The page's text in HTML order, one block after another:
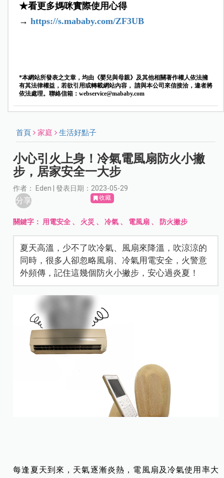
★看更多媽咪實際使用心得
→ https://s.mababy.com/ZF3UB
*本網站所發表之文章，均由《嬰兒與母親》及其他相關著作權人依法擁
有其法律權益，若欲引用或轉載網站內容， 請與本公司來信接洽，違者將
依法處理。聯絡信箱： webservice@mababy.com
首頁 家庭 生活好點子
小心引火上身！冷氣電風扇防火小撇
步，居家安全一大步
作者： Eden | 發表日期：2023-05-29
分享 收藏
關鍵字： 用電安全 、 火災 、冷氣 、 電風扇 、 防火撇步
夏天高溫，少不了吹冷氣、風扇來降溫，吹涼涼的
同時，很多人卻忽略風扇、冷氣用電安全，火警意
外頻傳，記住這幾個防火小撇步，安心過炎夏！
每逢夏天到來，天氣逐漸炎熱，電風扇及冷氣使用率大